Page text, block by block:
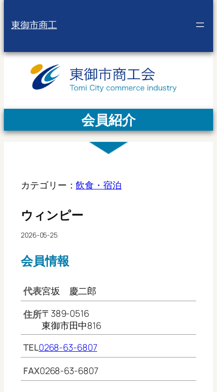
東御市商工
会員紹介
カテゴリー：飲食・宿泊
ウィンピー
2026-05-25
会員情報
代表宮坂 慶二郎
住所〒389-0516
東御市田中816
TEL0268-63-6807
FAX0268-63-6807